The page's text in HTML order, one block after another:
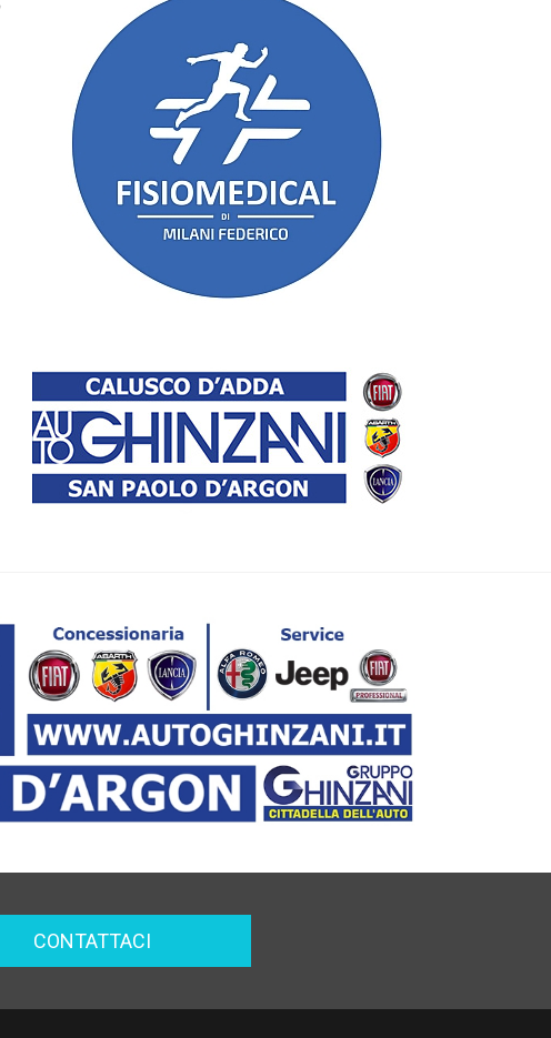
CONTATTACI